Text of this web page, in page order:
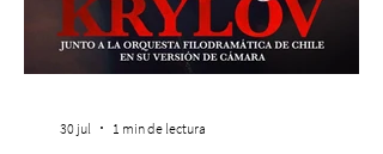
30 jul 1 min de lectura